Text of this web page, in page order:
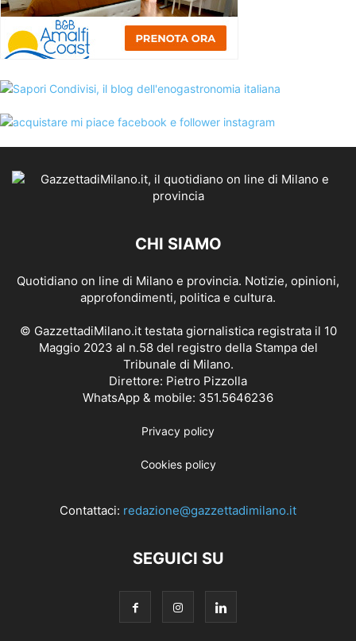
CHI SIAMO
Quotidiano on line di Milano e provincia. Notizie, opinioni,
approfondimenti, politica e cultura.
© GazzettadiMilano.it testata giornalistica registrata il 10
Maggio 2023 al n.58 del registro della Stampa del
Tribunale di Milano.
Direttore: Pietro Pizzolla
WhatsApp & mobile: 351.5646236
Privacy policy
Cookies policy
Contattaci: redazione@gazzettadimilano.it
SEGUICI SU